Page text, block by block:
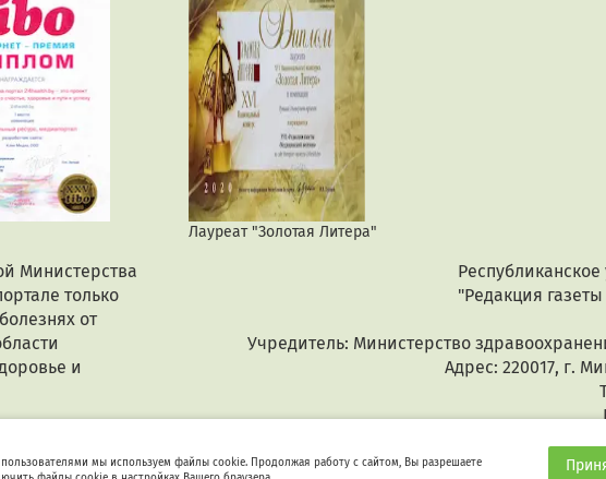
Лауреат "Золотая Литера"
Министерства
только
от
и
"Редакция
Учредитель: Министерство
Адрес: 220017, г.
обязательна. Все материалы защищены законом Республики Беларусь «Об
мы используем файлы cookie. Продолжая работу с сайтом, Вы разрешаете